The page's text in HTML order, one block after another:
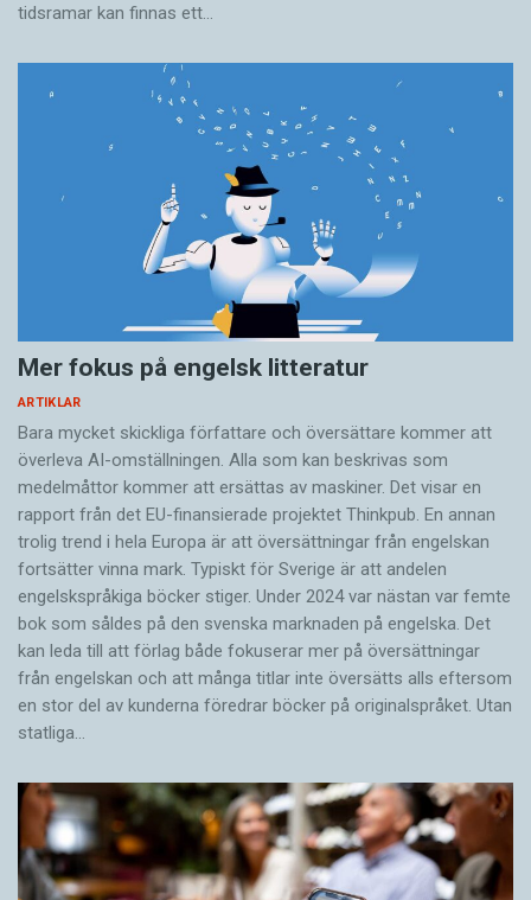
tidsramar kan finnas ett…
Mer fokus på engelsk litteratur
ARTIKLAR
Bara mycket skickliga författare och översättare ­kommer att
överleva AI-omställningen. Alla som kan beskrivas som
medelmåttor kommer att ersättas av maskiner. Det visar en
rapport från det EU-finansierade projektet Thinkpub. En annan
trolig trend i hela Europa är att översättningar från engelskan
fortsätter vinna mark. Typiskt för Sverige är att andelen
engelskspråkiga böcker stiger. Under 2024 var nästan var femte
bok som såldes på den svenska marknaden på engelska. Det
kan leda till att förlag både fokuserar mer på översättningar
från engelskan och att många titlar inte översätts alls eftersom
en stor del av kunderna föredrar böcker på originalspråket. Utan
statliga…